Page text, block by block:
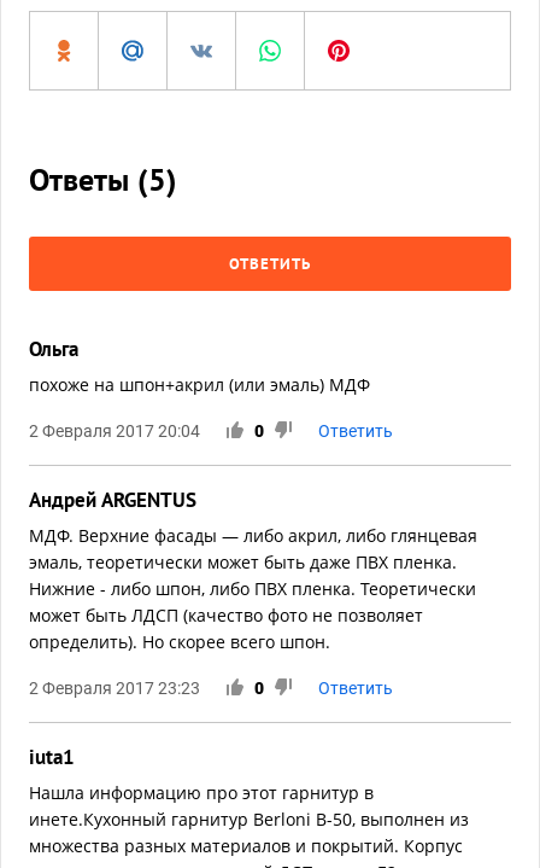
Ответы (5)
ОТВЕТИТЬ
Ольга
похоже на шпон+акрил (или эмаль) МДФ
2 Февраля 2017 20:04 0 Ответить
Андрей ARGENTUS
МДФ. Верхние фасады — либо акрил, либо глянцевая
эмаль, теоретически может быть даже ПВХ пленка.
Нижние - либо шпон, либо ПВХ пленка. Теоретически
может быть ЛДСП (качество фото не позволяет
определить). Но скорее всего шпон.
2 Февраля 2017 23:23 0 Ответить
iuta1
Нашла информацию про этот гарнитур в
инете.Кухонный гарнитур Berloni B-50, выполнен из
множества разных материалов и покрытий. Корпус